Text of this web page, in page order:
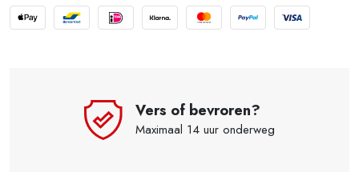
Vers of bevroren?
Maximaal 14 uur onderweg